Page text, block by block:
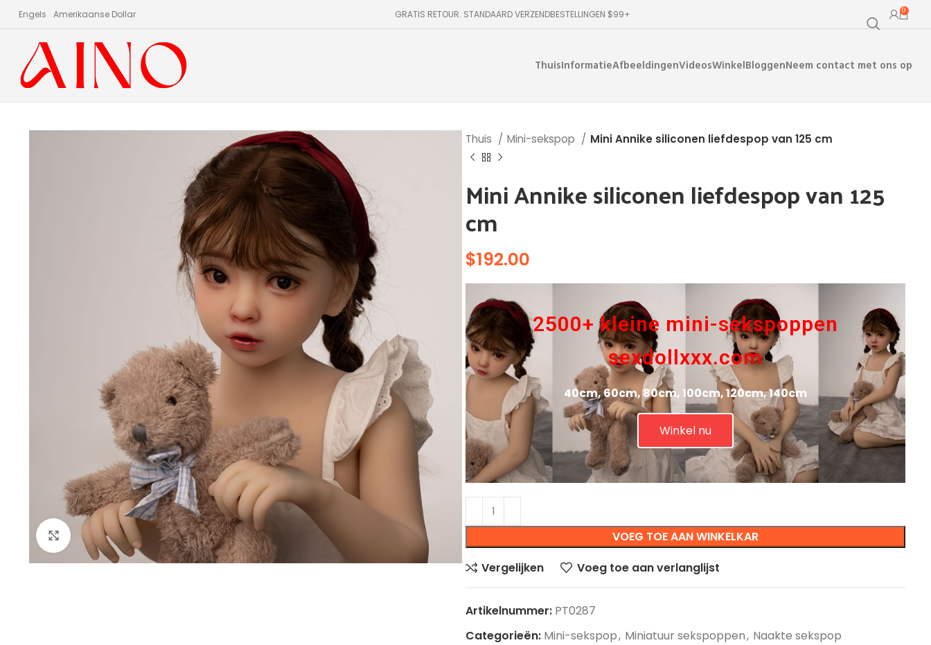
Engels Amerikaanse Dollar GRATIS RETOUR. STANDAARD VERZENDBESTELLINGEN $99+ 0
ThuisInformatieAfbeeldingenVideosWinkelBloggenNeem contact met ons op
Klik om te vergroten
Thuis Mini-sekspop Mini Annike siliconen liefdespop van 125 cm
Mini Annike siliconen liefdespop van 125
cm
$192.00
2500+ kleine mini-sekspoppen
sexdollxxx.com
40cm, 60cm, 80cm, 100cm, 120cm, 140cm
Winkel nu
VOEG TOE AAN WINKELKAR
Vergelijken
Voeg toe aan verlanglijst
Artikelnummer: PT0287
Categorieën: Mini-sekspop, Miniatuur sekspoppen, Naakte sekspop